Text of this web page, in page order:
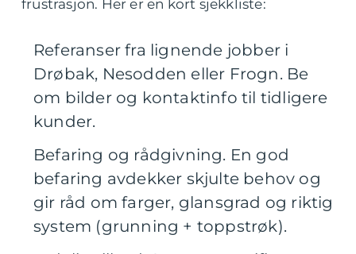
frustrasjon. Her er en kort sjekkliste:
Referanser fra lignende jobber i
Drøbak, Nesodden eller Frogn. Be
om bilder og kontaktinfo til tidligere
kunder.
Befaring og rådgivning. En god
befaring avdekker skjulte behov og
gir råd om farger, glansgrad og riktig
system (grunning + toppstrøk).